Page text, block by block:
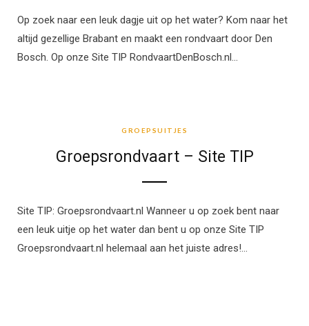
Op zoek naar een leuk dagje uit op het water? Kom naar het
altijd gezellige Brabant en maakt een rondvaart door Den
Bosch. Op onze Site TIP RondvaartDenBosch.nl…
GROEPSUITJES
Groepsrondvaart – Site TIP
Site TIP: Groepsrondvaart.nl Wanneer u op zoek bent naar
een leuk uitje op het water dan bent u op onze Site TIP
Groepsrondvaart.nl helemaal aan het juiste adres!…